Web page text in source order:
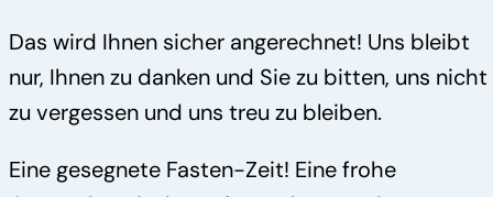
Das wird Ihnen sicher angerechnet! Uns bleibt
nur, Ihnen zu danken und Sie zu bitten, uns nicht
zu vergessen und uns treu zu bleiben.
Eine gesegnete Fasten-Zeit! Eine frohe